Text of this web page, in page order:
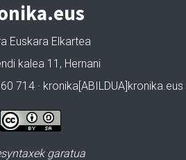
Euskara Elkartea
kalea 11, Hernani
714 · kronika[ABILDUA]kronika.eus
garatua